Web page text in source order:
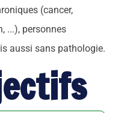
(cancer,
...), personnes
aussi sans pathologie.